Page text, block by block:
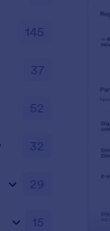
145
37
52
32
29
15